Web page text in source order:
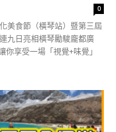
0
美食節（橫琴站）暨第三屆
九日亮相橫琴勵駿龐都廣
享受一場「視覺+味覺」